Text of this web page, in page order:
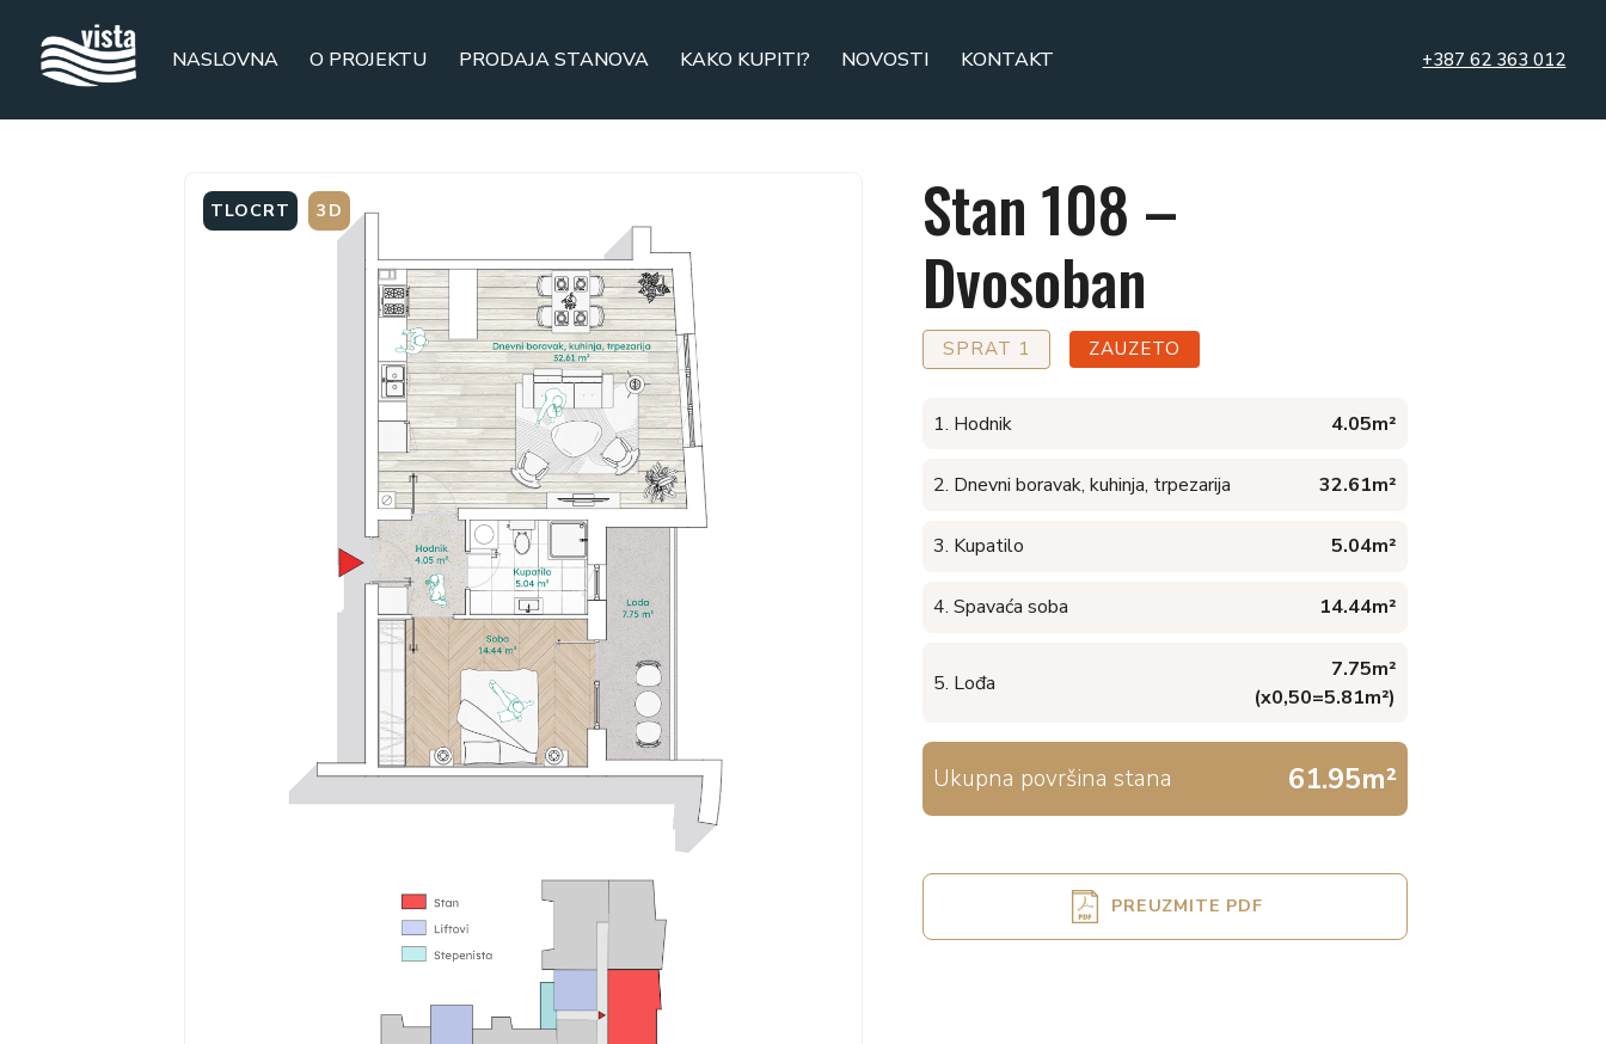
NASLOVNA O PROJEKTU PRODAJA STANOVA KAKO KUPITI? NOVOSTI KONTAKT +387 62 363 012
TLOCRT 3D
Stan 108 –
Dvosoban
SPRAT 1 ZAUZETO
1. Hodnik 4.05m²
2. Dnevni boravak, kuhinja, trpezarija 32.61m²
3. Kupatilo 5.04m²
4. Spavaća soba 14.44m²
5. Lođa
7.75m²
(x0,50=5.81m²)
Ukupna površina stana 61.95m²
PREUZMITE PDF